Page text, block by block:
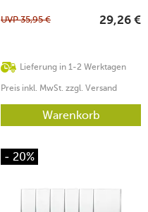
Lieferung in 1-2 Werktagen
UVP35,95 € 29,26 €
Preis inkl. MwSt. zzgl. Versand
Warenkorb
- 20%